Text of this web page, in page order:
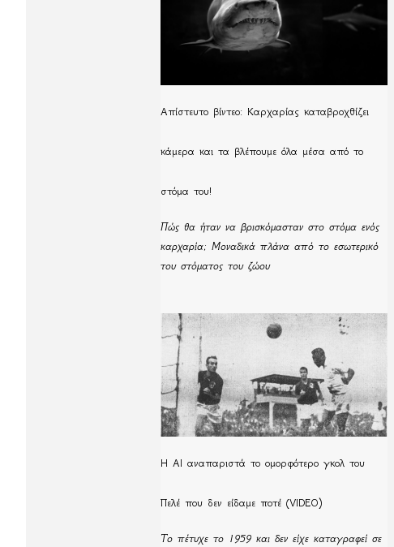
Απίστευτο βίντεο: Καρχαρίας καταβροχθίζει
κάμερα και τα βλέπουμε όλα μέσα από το
στόμα του!
Πώς θα ήταν να βρισκόμασταν στο στόμα ενός
καρχαρία; Μοναδικά πλάνα από το εσωτερικό
του στόματος του ζώου
Η ΑΙ αναπαριστά το ομορφότερο γκολ του
Πελέ που δεν είδαμε ποτέ (VIDEO)
Το πέτυχε το 1959 και δεν είχε καταγραφεί σε